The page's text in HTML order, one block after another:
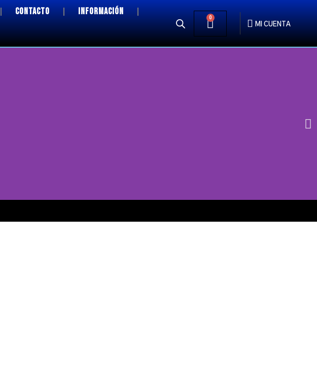
CONTACTO INFORMACIÓN
0
MI CUENTA